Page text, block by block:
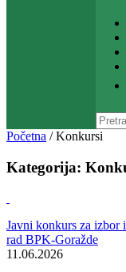
Početna Konkursi